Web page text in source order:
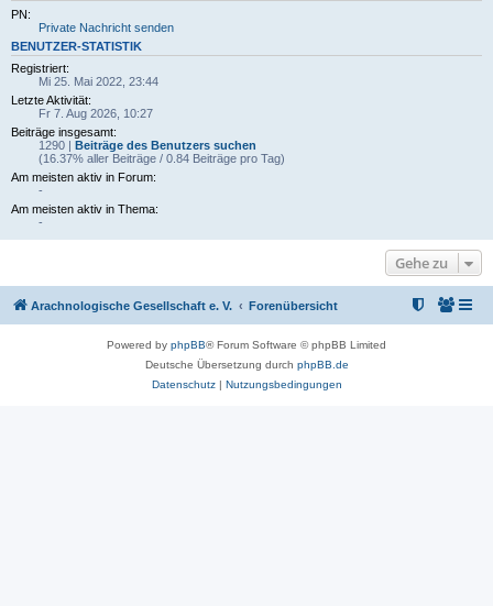
PN:
Private Nachricht senden
BENUTZER-STATISTIK
Registriert:
Mi 25. Mai 2022, 23:44
Letzte Aktivität:
Fr 7. Aug 2026, 10:27
Beiträge insgesamt:
1290 | Beiträge des Benutzers suchen
(16.37% aller Beiträge / 0.84 Beiträge pro Tag)
Am meisten aktiv in Forum:
-
Am meisten aktiv in Thema:
-
Gehe zu
Arachnologische Gesellschaft e. V. Forenübersicht
Powered by phpBB® Forum Software © phpBB Limited
Deutsche Übersetzung durch phpBB.de
Datenschutz| Nutzungsbedingungen